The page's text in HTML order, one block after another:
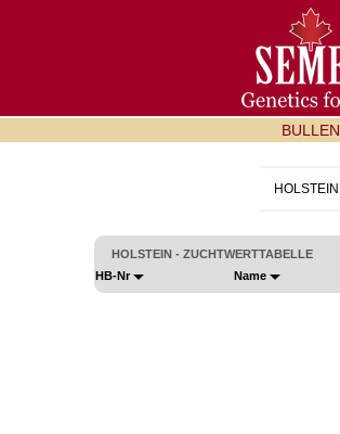
BULLEN
HOLSTEIN
HOLSTEIN - ZUCHTWERTTABELLE
HB-Nr Name